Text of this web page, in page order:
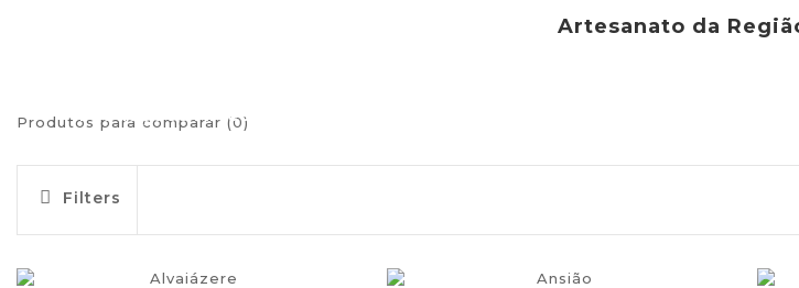
- Produções Artesanais Tradicionais Portuguesas Certificadas
Artesanato da
Produtos para comparar (0)
Filters